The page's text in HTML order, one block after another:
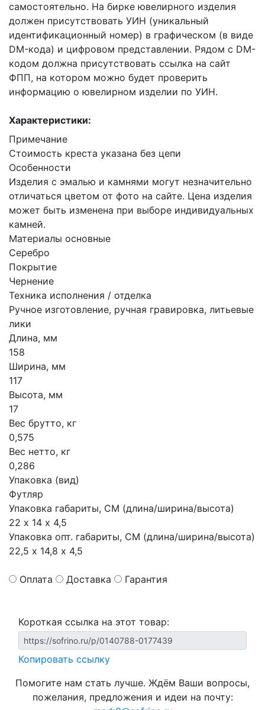
самостоятельно. На бирке ювелирного изделия
должен присутствовать УИН (уникальный
идентификационный номер) в графическом (в виде
DM-кода) и цифровом представлении. Рядом с DM-
кодом должна присутствовать ссылка на сайт
ФПП, на котором можно будет проверить
информацию о ювелирном изделии по УИН.
Характеристики:
Примечание
Стоимость креста указана без цепи
Особенности
Изделия с эмалью и камнями могут незначительно
отличаться цветом от фото на сайте. Цена изделия
может быть изменена при выборе индивидуальных
камней.
Материалы основные
Серебро
Покрытие
Чернение
Техника исполнения / отделка
Ручное изготовление, ручная гравировка, литьевые
лики
Длина, мм
158
Ширина, мм
117
Высота, мм
17
Вес брутто, кг
0,575
Вес нетто, кг
0,286
Упаковка (вид)
Футляр
Упаковка габариты, СМ (длина/ширина/высота)
22 х 14 х 4,5
Упаковка опт. габариты, СМ (длина/ширина/высота)
22,5 х 14,8 х 4,5
Оплата Доставка Гарантия
Короткая ссылка на этот товар:
Копировать ссылку
Помогите нам стать лучше. Ждём Ваши вопросы,
пожелания, предложения и идеи на почту: